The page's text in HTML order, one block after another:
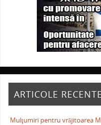
ARTICOLE RECENTE
Mulţumiri pentru vrăjitoarea